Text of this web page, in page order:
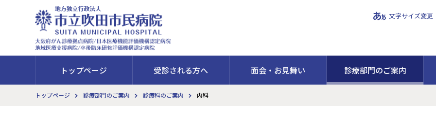
文字サイズ変更
トップページ 受診される方へ 面会・お見舞い 診療部門のご案内
トップページ 診療部門のご案内 診療科のご案内 内科